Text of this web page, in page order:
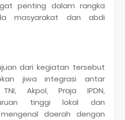
penting dalam rangka
masyarakat dan abdi
dari kegiatan tersebut
jiwa integrasi antar
Akpol, Praja IPDN,
tinggi lokal dan
daerah dengan